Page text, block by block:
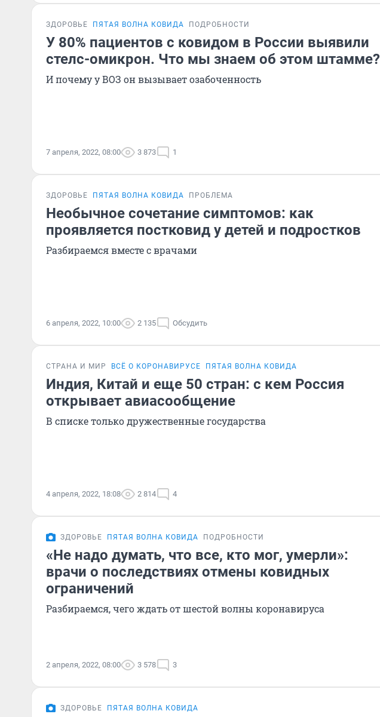
ЗДОРОВЬЕ ПЯТАЯ ВОЛНА КОВИДА ПОДРОБНОСТИ
У 80% пациентов с ковидом в России выявили
стелс-омикрон. Что мы знаем об этом штамме?
И почему у ВОЗ он вызывает озабоченность
7 апреля, 2022, 08:00 3 873 1
ЗДОРОВЬЕ ПЯТАЯ ВОЛНА КОВИДА ПРОБЛЕМА
Необычное сочетание симптомов: как
проявляется постковид у детей и подростков
Разбираемся вместе с врачами
6 апреля, 2022, 10:00 2 135 Обсудить
СТРАНА И МИР ВСЁ О КОРОНАВИРУСЕ ПЯТАЯ ВОЛНА КОВИДА
Индия, Китай и еще 50 стран: с кем Россия
открывает авиасообщение
В списке только дружественные государства
4 апреля, 2022, 18:08 2 814 4
ЗДОРОВЬЕ ПЯТАЯ ВОЛНА КОВИДА ПОДРОБНОСТИ
«Не надо думать, что все, кто мог, умерли»:
врачи о последствиях отмены ковидных
ограничений
Разбираемся, чего ждать от шестой волны коронавируса
2 апреля, 2022, 08:00 3 578 3
ЗДОРОВЬЕ ПЯТАЯ ВОЛНА КОВИДА